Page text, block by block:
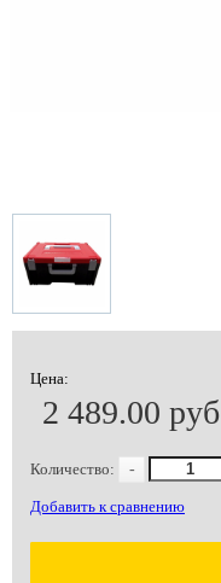
Цена:
2 489.00 руб
Количество: -
Добавить к сравнению